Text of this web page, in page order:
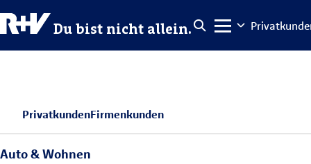
Du bist nicht allein.
PrivatkundenFirmenkunden
Auto & Wohnen